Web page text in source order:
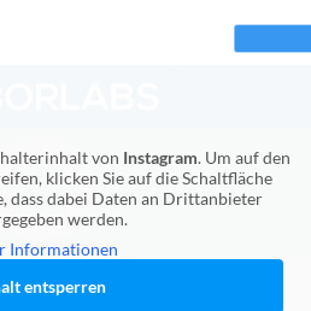
von Instagram. Um auf den
klicken Sie auf die Schaltfläche
dass dabei Daten an Drittanbieter
werden.
Informationen
entsperren